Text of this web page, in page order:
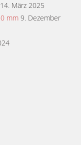
14. März 2025
mm 9. Dezember